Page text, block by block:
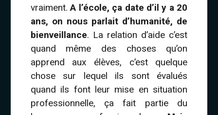
vraiment.A l’école, ça date d’il y a 20
ans, on nous parlait d’humanité, de
bienveillance. La relation d’aide c’est
quand même des choses qu’on
apprend aux élèves, c’est quelque
chose sur lequel ils sont évalués
quand ils font leur mise en situation
professionnelle, ça fait partie du